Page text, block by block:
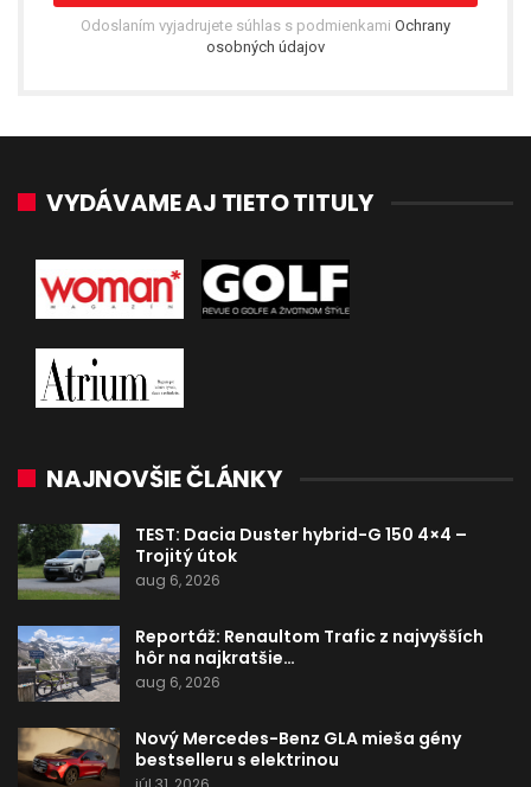
Odoslaním vyjadrujete súhlas s podmienkami Ochrany
osobných údajov
VYDÁVAME AJ TIETO TITULY
NAJNOVŠIE ČLÁNKY
TEST: Dacia Duster hybrid-G 150 4×4 –
Trojitý útok
aug 6, 2026
Reportáž: Renaultom Trafic z najvyšších
hôr na najkratšie…
aug 6, 2026
Nový Mercedes-Benz GLA mieša gény
bestselleru s elektrinou